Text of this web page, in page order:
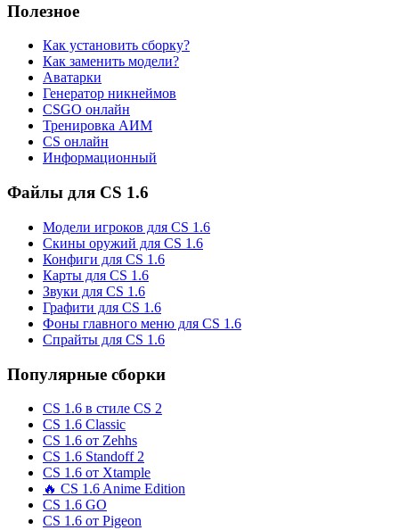
Полезное
Как установить сборку?
Как заменить модели?
Аватарки
Генератор никнеймов
CSGO онлайн
Тренировка АИМ
CS онлайн
Информационный
Файлы для CS 1.6
Модели игроков для CS 1.6
Скины оружий для CS 1.6
Конфиги для CS 1.6
Карты для CS 1.6
Звуки для CS 1.6
Графити для CS 1.6
Фоны главного меню для CS 1.6
Спрайты для CS 1.6
Популярные сборки
CS 1.6 в стиле CS 2
CS 1.6 Classic
CS 1.6 от Zehhs
CS 1.6 Standoff 2
CS 1.6 от Xtample
🔥 CS 1.6 Anime Edition
CS 1.6 GO
CS 1.6 от Pigeon